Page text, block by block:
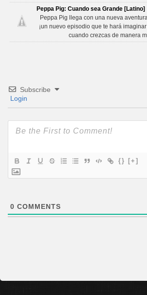
Peppa Pig: Cuando sea Grande [Latino]
Peppa Pig llega con una nueva
¡un nuevo episodio que te hará
cuando crezcas de manera
Subscribe
Login
{} [+]
0 COMMENTS